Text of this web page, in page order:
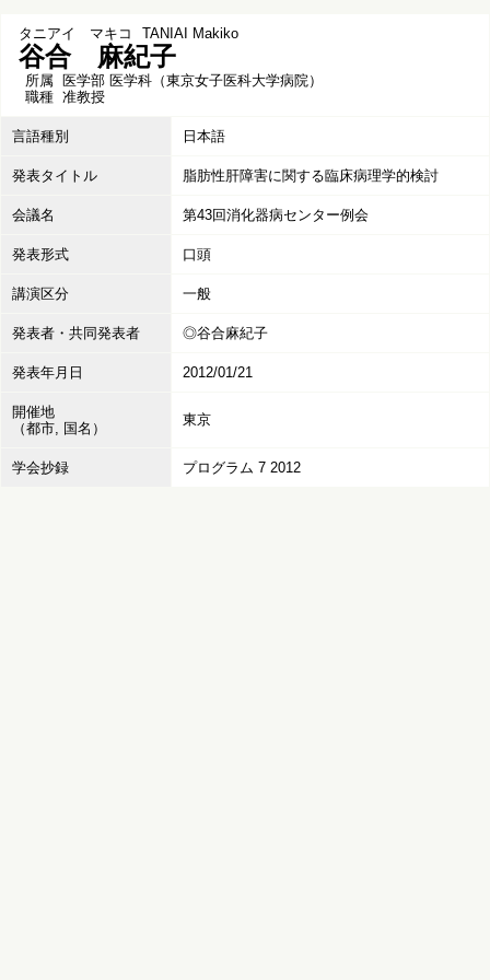
タニアイ マキコ TANIAI Makiko
谷合 麻紀子
所属 医学部 医学科（東京女子医科大学病院）
職種 准教授
言語種別 日本語
発表タイトル 脂肪性肝障害に関する臨床病理学的検討
会議名 第43回消化器病センター例会
発表形式 口頭
講演区分 一般
発表者・共同発表者 ◎谷合麻紀子
発表年月日 2012/01/21
開催地
（都市, 国名）
東京
学会抄録 プログラム 7 2012